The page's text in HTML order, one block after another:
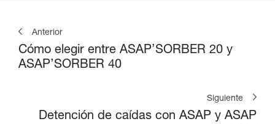
Anterior
Cómo elegir entre ASAP’SORBER 20 y
ASAP’SORBER 40
Siguiente
Detención de caídas con ASAP y ASAP